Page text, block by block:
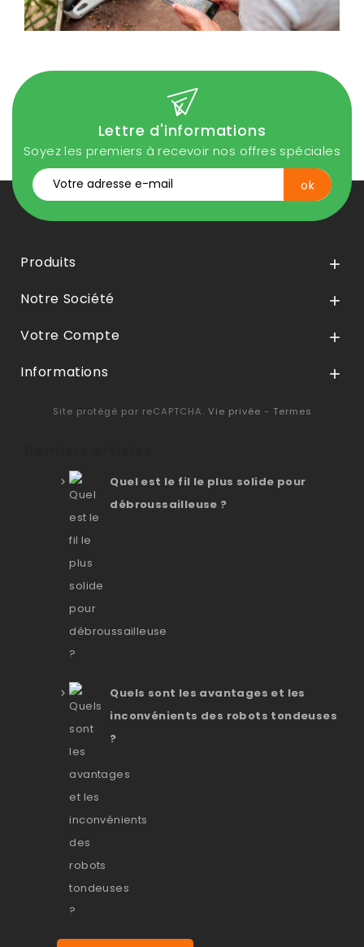
Lettre d'informations
Soyez les premiers à recevoir nos offres spéciales
Produits 
Notre Société 
Votre Compte 
Informations 
Site protégé par reCAPTCHA. Vie privée - Termes
Quel est le fil le plus solide pour
débroussailleuse ?
Quels sont les avantages et les
inconvénients des robots tondeuses
?